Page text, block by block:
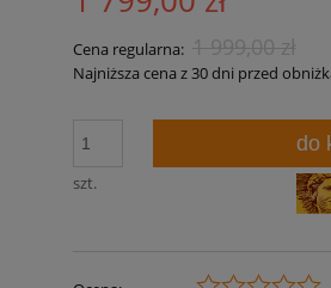
Cena regularna: 1 999,00 zł
Najniższa cena z 30 dni przed
szt.
do